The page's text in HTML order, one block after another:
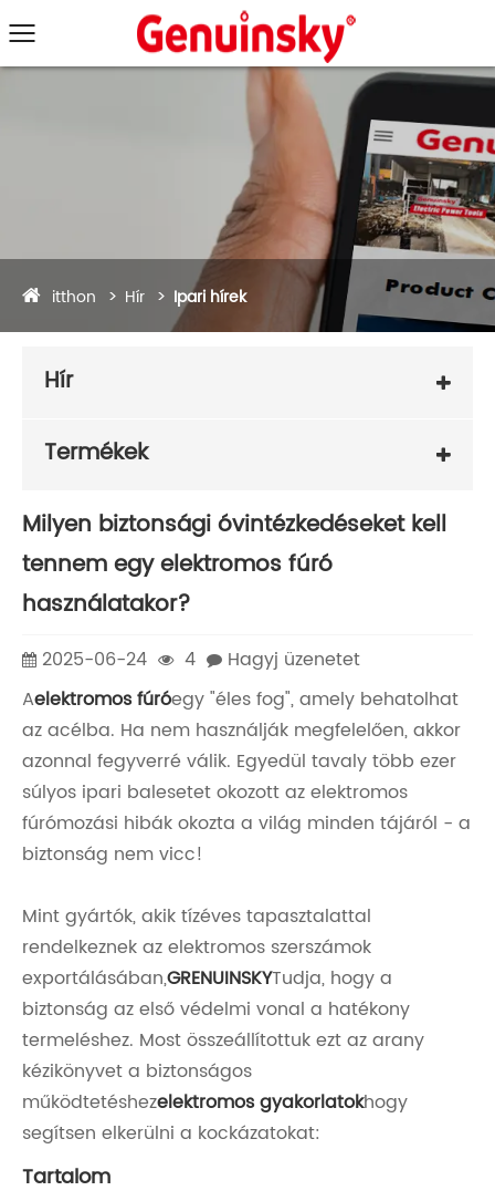
itthon Hír Ipari hírek
Hír
Termékek
Milyen biztonsági óvintézkedéseket kell
tennem egy elektromos fúró
használatakor?
2025-06-24 4
Hagyj üzenetet
Aelektromos fúróegy "éles fog", amely behatolhat
az acélba. Ha nem használják megfelelően, akkor
azonnal fegyverré válik. Egyedül tavaly több ezer
súlyos ipari balesetet okozott az elektromos
fúrómozási hibák okozta a világ minden tájáról - a
biztonság nem vicc!
Mint gyártók, akik tízéves tapasztalattal
rendelkeznek az elektromos szerszámok
exportálásában,GRENUINSKYTudja, hogy a
biztonság az első védelmi vonal a hatékony
termeléshez. Most összeállítottuk ezt az arany
kézikönyvet a biztonságos
működtetéshezelektromos gyakorlatokhogy
segítsen elkerülni a kockázatokat:
Tartalom